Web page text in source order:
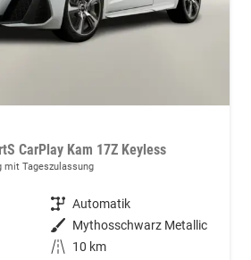
CarPlay Kam 17Z Keyless
mit Tageszulassung
Getriebe Automatik
Außenfarbe Mythosschwarz Metallic
Kilometerstand
10 km